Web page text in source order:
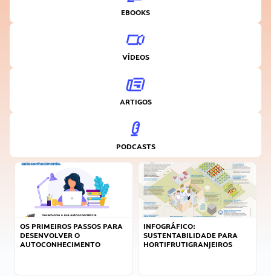
EBOOKS
VÍDEOS
ARTIGOS
PODCASTS
OS PRIMEIROS PASSOS PARA
DESENVOLVER O
AUTOCONHECIMENTO
INFOGRÁFICO:
SUSTENTABILIDADE PARA
HORTIFRUTIGRANJEIROS